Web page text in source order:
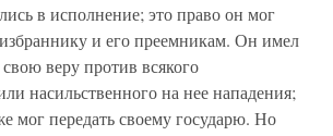
в исполнение; это право он мог
и его преемникам. Он имел
веру против всякого
насильственного на нее нападения;
мог передать своему государю. Но